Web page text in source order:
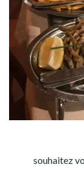
souhaitez